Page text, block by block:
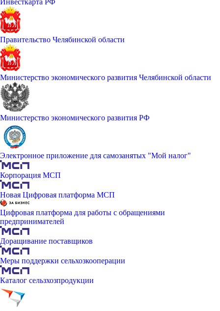
Правительство Челябинской области
Министерство экономического развития Челябинской области
Министерство экономического развития РФ
Электронное приложение для самозанятых "Мой налог"
Корпорация МСП
Новая Цифровая платформа МСП
Цифровая платформа для работы с обращениями
предпринимателей
Доращивание поставщиков
Меры поддержки сельхозкооперации
Каталог сельзхозпродукции